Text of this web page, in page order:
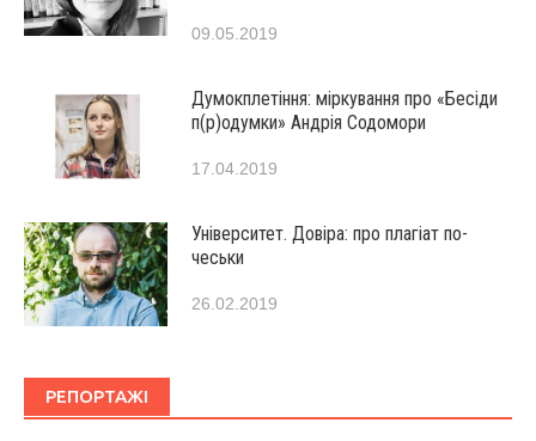
09.05.2019
Думокплетіння: міркування про «Бесіди
п(р)одумки» Андрія Содомори
17.04.2019
Університет. Довіра: про плагіат по-
чеськи
26.02.2019
РЕПОРТАЖІ